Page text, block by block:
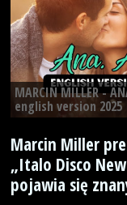
MARCIN MILLER -
english version 2025
Marcin Miller
„Italo Disco
pojawia się